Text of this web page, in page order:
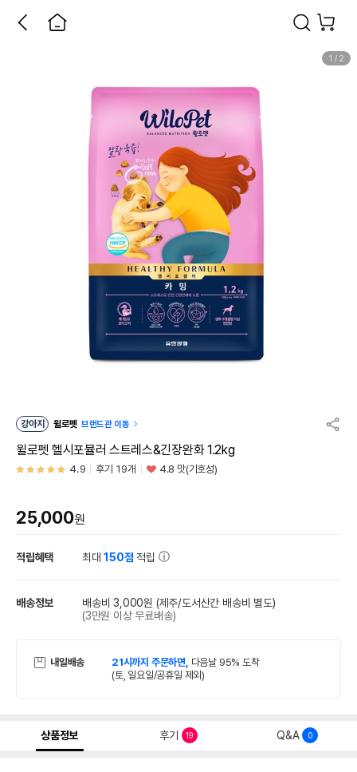
1 / 2
강아지 윌로펫 브랜드관 이동
윌로펫 헬시포뮬러 스트레스&긴장완화 1.2kg
4.9 후기 19개 4.8 맛(기호성)
25,000원
적립혜택 최대150점 적립
배송정보 배송비 3,000원 (제주/도서산간 배송비 별도)
(3만원 이상 무료배송)
내일배송 21시까지 주문하면, 다음날 95% 도착
(토, 일요일/공휴일 제외)
상품정보 후기 19 Q&A 0